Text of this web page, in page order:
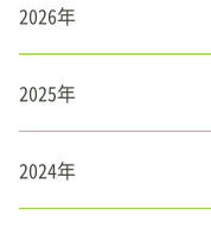
2026年
2025年
2024年